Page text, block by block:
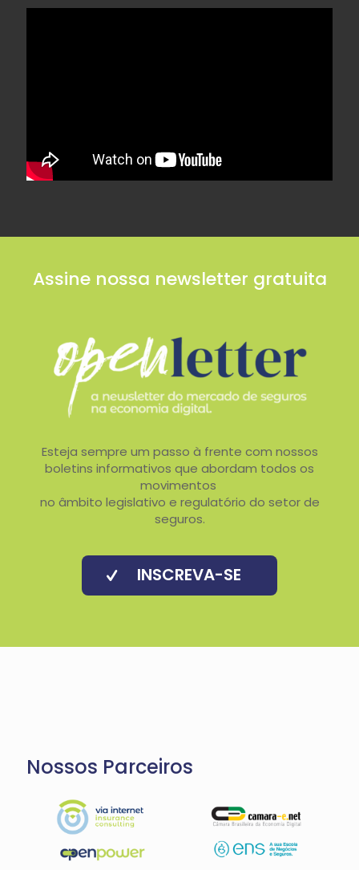
Assine nossa newsletter gratuita
Esteja sempre um passo à frente com nossos
boletins informativos que abordam todos os
movimentos
no âmbito legislativo e regulatório do setor de
seguros.
INSCREVA-SE
Nossos Parceiros